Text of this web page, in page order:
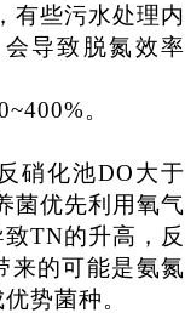
有些污水处理内
导致脱氮效率
。
硝化池DO大于
菌优先利用氧气
TN的升高，反
来的可能是氨氮
势菌种。